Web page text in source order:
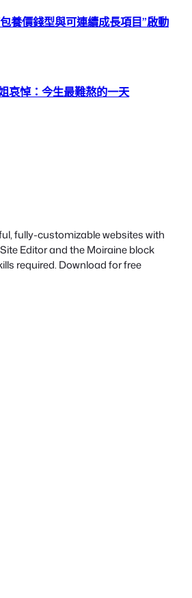
養價錢型與可連續成長項目”啟動
哀悼：今生最難熬的一天
fully-customizable websites with
Editor and the Moiraine block
required. Download for free